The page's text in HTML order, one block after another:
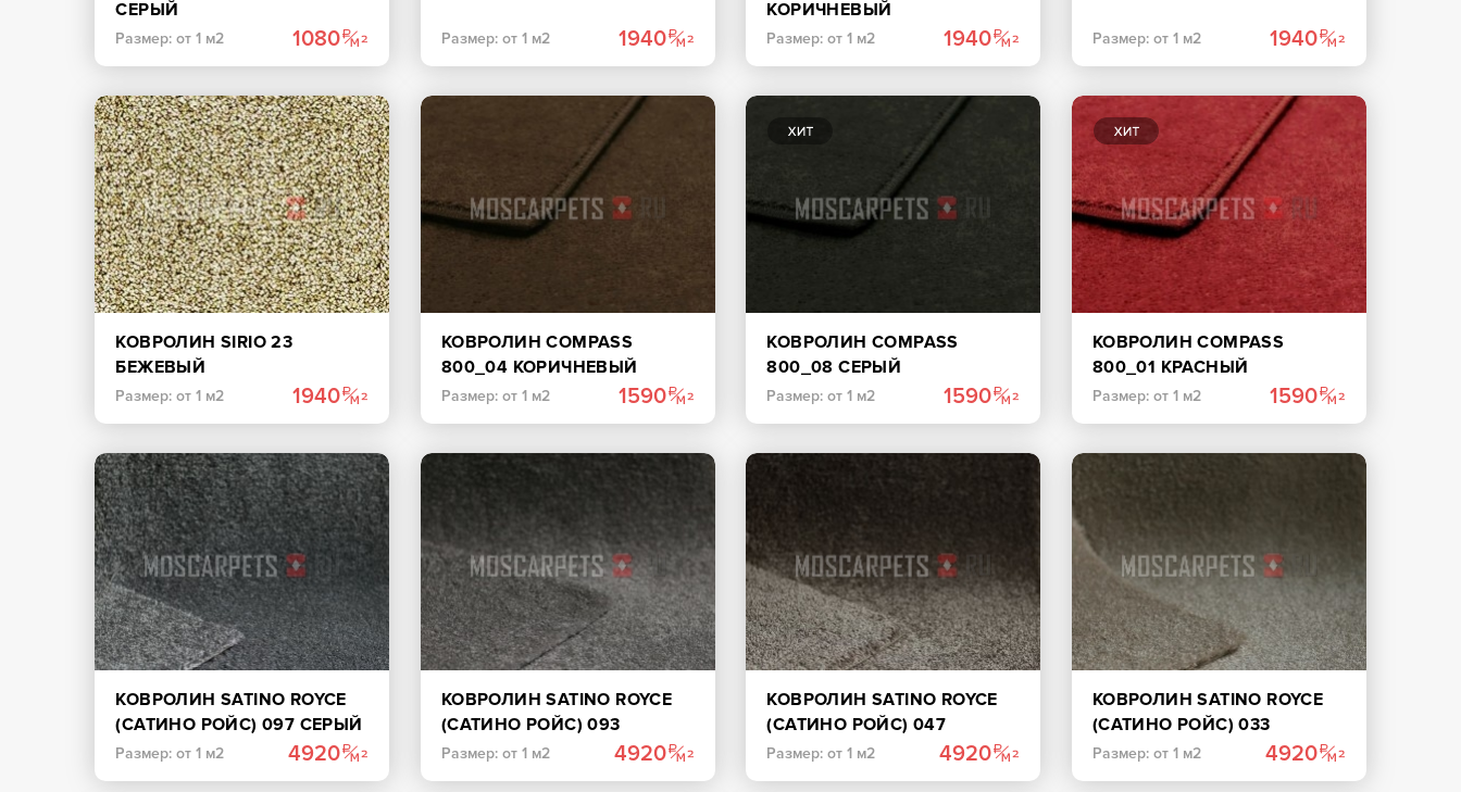
СЕРЫЙ
Размер: от 1 м2 1080 Размер: от 1 м2 1940
КОРИЧНЕВЫЙ
Размер: от 1 м2 1940 Размер: от 1 м2 1940
КОВРОЛИН SIRIO 23
БЕЖЕВЫЙ
Размер: от 1 м2 1940
КОВРОЛИН COMPASS
800_04 КОРИЧНЕВЫЙ
Размер: от 1 м2 1590
КОВРОЛИН COMPASS
800_08 СЕРЫЙ
Размер: от 1 м2 1590
КОВРОЛИН COMPASS
800_01 КРАСНЫЙ
Размер: от 1 м2 1590
КОВРОЛИН SATINO ROYCE
(САТИНО РОЙС) 097 СЕРЫЙ
Размер: от 1 м2 4920
КОВРОЛИН SATINO ROYCE
(САТИНО РОЙС) 093
СВЕТЛО-СЕРЫЙ
Размер: от 1 м2 4920
КОВРОЛИН SATINO ROYCE
(САТИНО РОЙС) 047
КОРИЧНЕВЫЙ
Размер: от 1 м2 4920
КОВРОЛИН SATINO ROYCE
(САТИНО РОЙС) 033
БЕЖЕВЫЙ
Размер: от 1 м2 4920